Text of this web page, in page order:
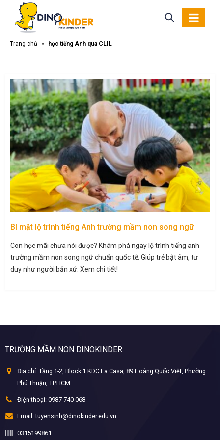
Trang chủ » học tiếng Anh qua CLIL
Bí mật lộ trình tiếng Anh trường mầm non song ngữ
Con học mãi chưa nói được? Khám phá ngay lộ trình tiếng anh
trường mầm non song ngữ chuẩn quốc tế. Giúp trẻ bật âm, tư
duy như người bản xứ. Xem chi tiết!
TRƯỜNG MẦM NON DINOKINDER
Địa chỉ: Tầng 1-2, Block 1 KDC La Casa, 89 Hoàng Quốc Việt, Phường
Phú Thuận, TP.HCM
Điện thoại: 0987 740 068
Email: tuyensinh@dinokinder.edu.vn
0315199861